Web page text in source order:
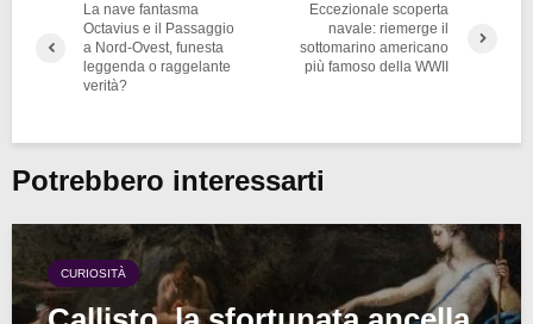
La nave fantasma
Octavius e il Passaggio
a Nord-Ovest, funesta
leggenda o raggelante
verità?
Eccezionale scoperta
navale: riemerge il
sottomarino americano
più famoso della WWII
Potrebbero interessarti
CURIOSITÀ